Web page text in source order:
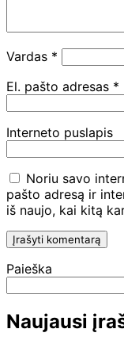
Vardas *
El. pašto adresas *
Interneto puslapis
Noriu savo
pašto adresą ir
iš naujo, kai kitą
Paieška
Naujausi